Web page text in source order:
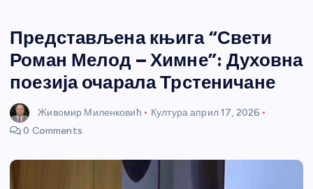
и портал
Представљена књига “Свети
Роман Мелод – Химне”: Духовна
поезија очарала Трстеничане
Живомир Миленковић Културааприл 17, 2026
0 Comments